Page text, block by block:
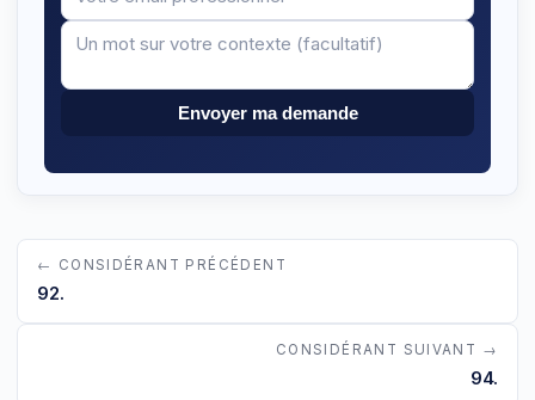
email
Envoyer ma demande
← CONSIDÉRANT PRÉCÉDENT
92.
CONSIDÉRANT SUIVANT →
94.